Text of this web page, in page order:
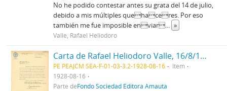
No he podido contestar antes su grata del 14 de julio,
debido a mis múltiples quehaceres. Por eso
también me fue imposible enviar... »
Valle, Rafael Heliodoro
Carta de Rafael Heliodoro Valle, 16/8/1928
PE PEAJCM SEA-F-01-03-3.2-1928-08-16
Item
1928-08-16
Parte deFondo Sociedad Editora Amauta